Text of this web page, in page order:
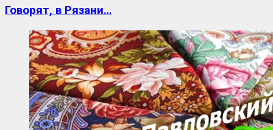
Говорят, в Рязани…